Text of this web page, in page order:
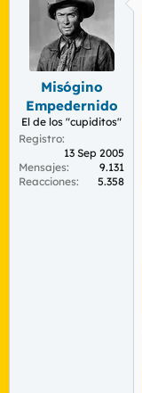
Misógino
Empedernido
El de los "cupiditos"
Registro
13 Sep 2005
Mensajes
9.131
Reacciones
5.358